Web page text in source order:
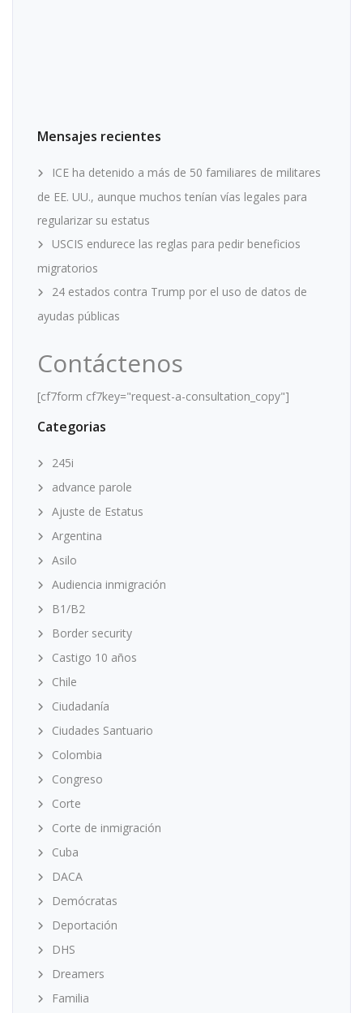
Mensajes recientes
ICE ha detenido a más de 50 familiares de militares
de EE. UU., aunque muchos tenían vías legales para
regularizar su estatus
USCIS endurece las reglas para pedir beneficios
migratorios
24 estados contra Trump por el uso de datos de
ayudas públicas
Contáctenos
[cf7form cf7key="request-a-consultation_copy"]
Categorias
245i
advance parole
Ajuste de Estatus
Argentina
Asilo
Audiencia inmigración
B1/B2
Border security
Castigo 10 años
Chile
Ciudadanía
Ciudades Santuario
Colombia
Congreso
Corte
Corte de inmigración
Cuba
DACA
Demócratas
Deportación
DHS
Dreamers
Familia